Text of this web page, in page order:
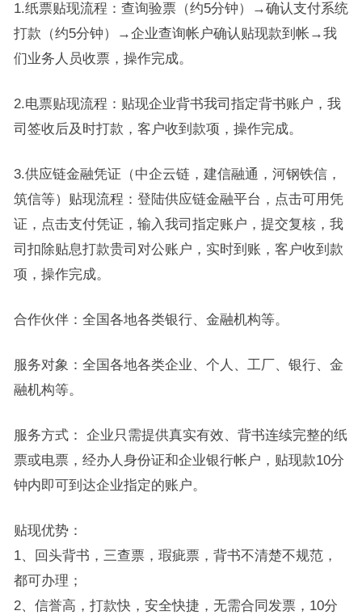
1.纸票贴现流程：查询验票（约5分钟）→确认支付系统
打款（约5分钟）→企业查询帐户确认贴现款到帐→我
们业务人员收票，操作完成。
2.电票贴现流程：贴现企业背书我司指定背书账户，我
司签收后及时打款，客户收到款项，操作完成。
3.供应链金融凭证（中企云链，建信融通，河钢铁信，
筑信等）贴现流程：登陆供应链金融平台，点击可用凭
证，点击支付凭证，输入我司指定账户，提交复核，我
司扣除贴息打款贵司对公账户，实时到账，客户收到款
项，操作完成。
合作伙伴：全国各地各类银行、金融机构等。
服务对象：全国各地各类企业、个人、工厂、银行、金
融机构等。
服务方式： 企业只需提供真实有效、背书连续完整的纸
票或电票，经办人身份证和企业银行帐户，贴现款10分
钟内即可到达企业指定的账户。
贴现优势：
1、回头背书，三查票，瑕疵票，背书不清楚不规范，
都可办理；
2、信誉高，打款快，安全快捷，无需合同发票，10分